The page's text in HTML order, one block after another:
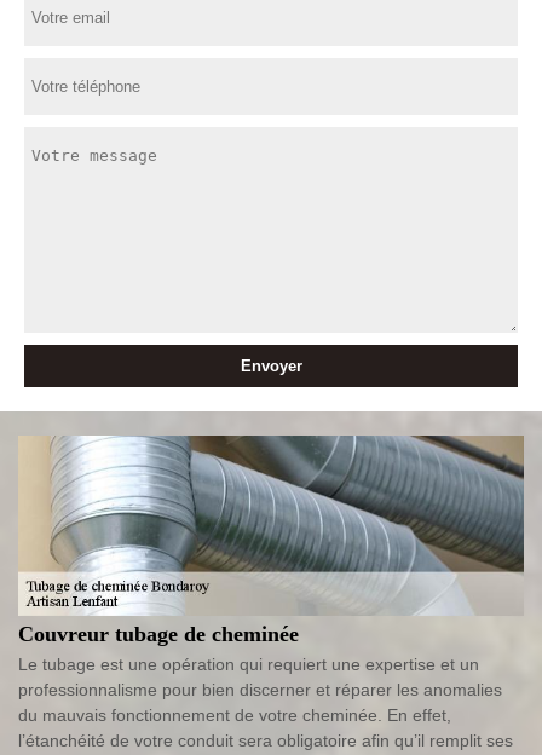
Couvreur tubage de cheminée
Le tubage est une opération qui requiert une expertise et un
professionnalisme pour bien discerner et réparer les anomalies
du mauvais fonctionnement de votre cheminée. En effet,
l’étanchéité de votre conduit sera obligatoire afin qu’il remplit ses